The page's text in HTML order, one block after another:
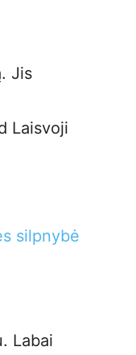
Jis
Laisvoji
Labai